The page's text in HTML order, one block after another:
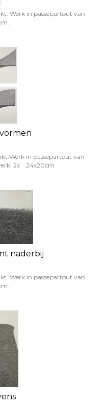
Werk in passepartout van
in passepartout van
2x 24x20cm
naderbij
Werk in passepartout van